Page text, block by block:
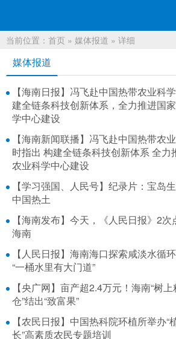
当前位置： 首页 » 媒体报道 » 详细
媒体报道
【海南日报】冯飞赴中国热带农业科
建全链条科技创新体系，全力推进国
学中心建设
【海南新闻联播】冯飞赴中国热带农
时指出 构建全链条科技创新体系 全力
农业科学中心建设
【学习强国、人民号】纪录片：宝岛生
中国热土
【海南发布】今天，《人民日报》2次
海南
【人民日报】海南海口探索咸淡水循
“一桶水里有大门道”
【央广网】亩产超2.4万元！海南“树上
仓”结出“致富果”
【农民日报】中国热科院环植所举办“
长”高素质农民专题培训